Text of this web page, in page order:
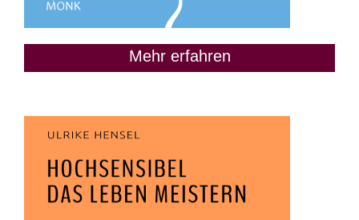
Mehr erfahren